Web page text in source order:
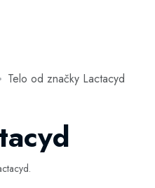
Telo od značky Lactacyd